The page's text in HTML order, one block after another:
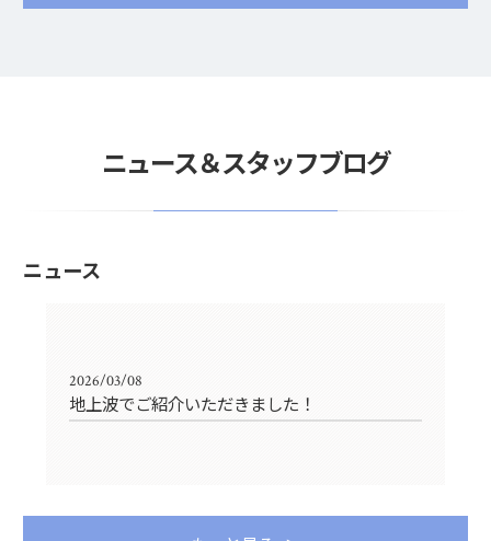
ニュース＆スタッフブログ
ニュース
2026/03/08
地上波でご紹介いただきました！